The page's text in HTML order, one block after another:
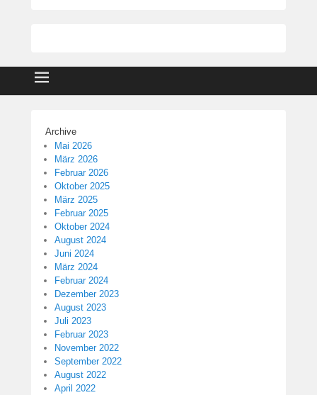
Archive
Mai 2026
März 2026
Februar 2026
Oktober 2025
März 2025
Februar 2025
Oktober 2024
August 2024
Juni 2024
März 2024
Februar 2024
Dezember 2023
August 2023
Juli 2023
Februar 2023
November 2022
September 2022
August 2022
April 2022